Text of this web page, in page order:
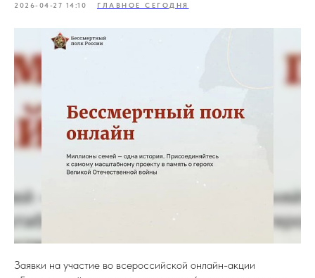
2026-04-27 14:10 ГЛАВНОЕ СЕГОДНЯ
Заявки на участие во всероссийской онлайн-акции